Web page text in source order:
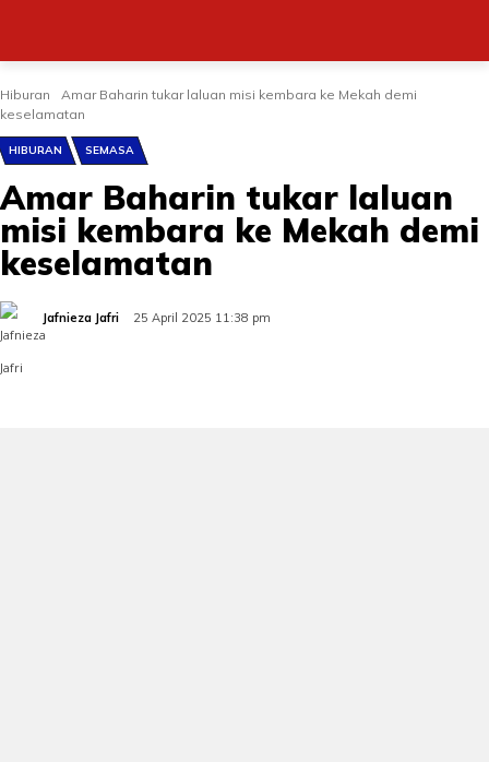
Hiburan
Amar Baharin tukar laluan misi kembara ke Mekah demi
keselamatan
HIBURAN SEMASA
Amar Baharin tukar laluan
misi kembara ke Mekah demi
keselamatan
Jafnieza Jafri 25 April 2025 11:38 pm